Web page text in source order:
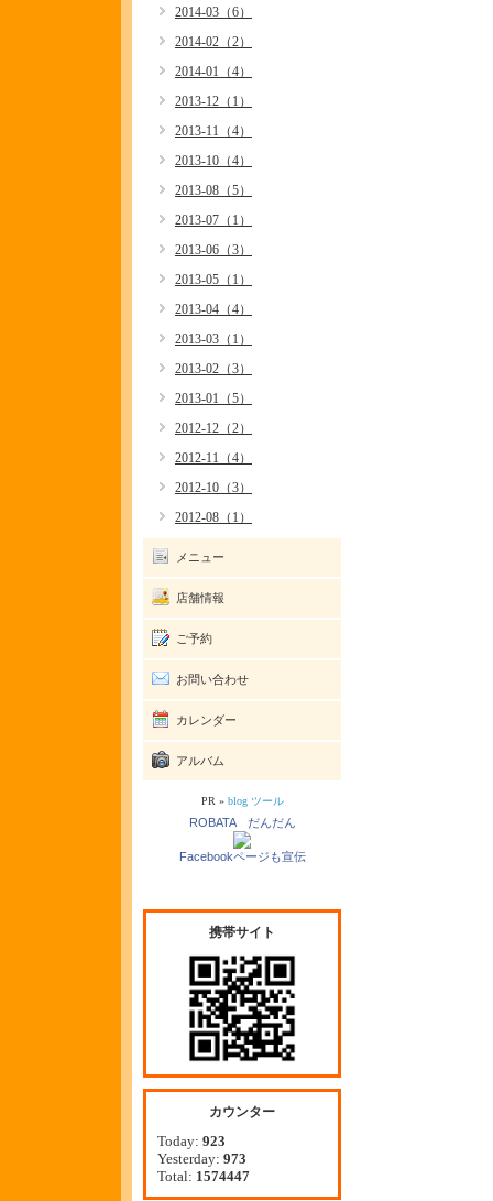
2014-03（6）
2014-02（2）
2014-01（4）
2013-12（1）
2013-11（4）
2013-10（4）
2013-08（5）
2013-07（1）
2013-06（3）
2013-05（1）
2013-04（4）
2013-03（1）
2013-02（3）
2013-01（5）
2012-12（2）
2012-11（4）
2012-10（3）
2012-08（1）
メニュー
店舗情報
ご予約
お問い合わせ
カレンダー
アルバム
PR » blog ツール
ROBATA だんだん
Facebookページも宣伝
携帯サイト
カウンター
Today: 923
Yesterday: 973
Total: 1574447